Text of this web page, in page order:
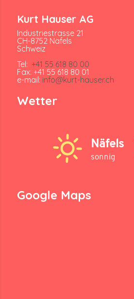
Kurt Hauser AG
Industriestrasse 21
CH-8752 Näfels
Schweiz
Tel: +41 55 618 80 00
Fax: +41 55 618 80 01
e-mail: info@kurt-hauser.ch
Wetter
Näfels
sonnig
Google Maps